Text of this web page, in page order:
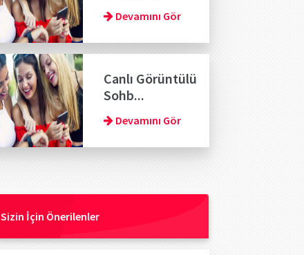
Devamını Gör
Canlı Görüntülü
Sohb...
Devamını Gör
Sizin İçin Önerilenler